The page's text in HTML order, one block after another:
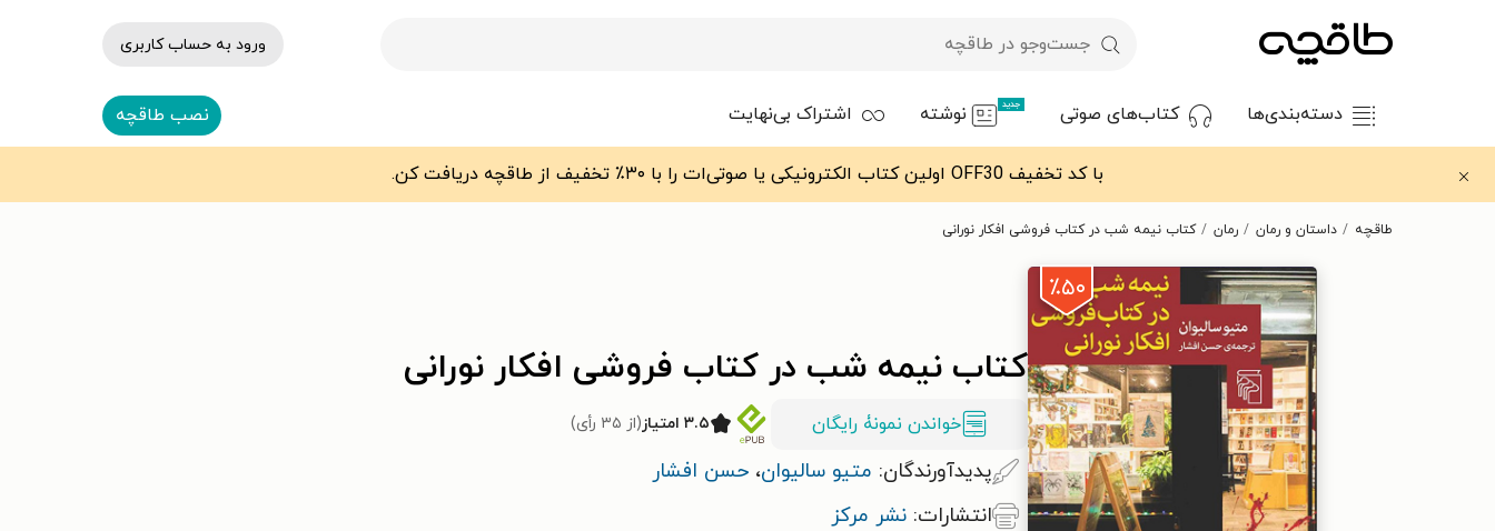
ورود به حساب کاربری
دسته‌بندی‌ها کتاب‌های صوتی جدید نوشته اشتراک بی‌نهایت نصب طاقچه
با کد تخفیف OFF30 اولین کتاب الکترونیکی یا صوتی‌ات را با ۳۰٪ تخفیف از طاقچه دریافت کن.
طاقچه داستان و رمان رمان کتاب نیمه شب در کتاب فروشی افکار نورانی
٪۵۰
کتاب نیمه شب در کتاب فروشی افکار نورانی
خواندن نمونۀ رایگان ۳.۵ امتیاز (از ۳۵ رأی)
پدیدآورندگان: متیو سالیوان، حسن افشار
انتشارات: نشر مرکز